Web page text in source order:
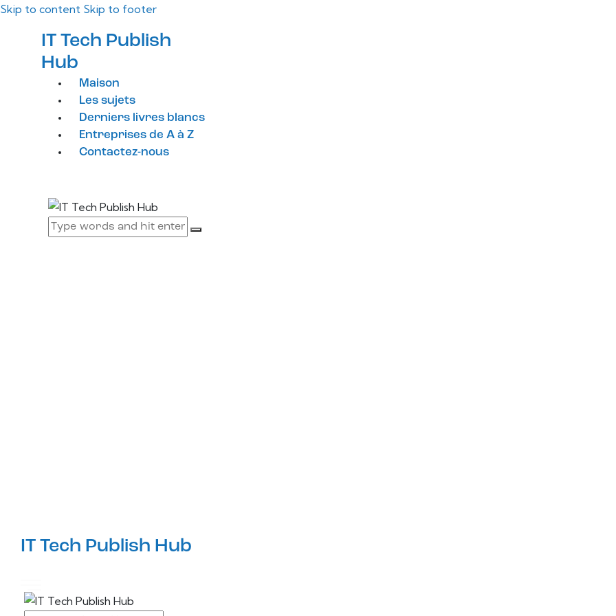
Skip to content Skip to footer
IT Tech Publish
Hub
Maison
Les sujets
Derniers livres blancs
Entreprises de A à Z
Contactez-nous
IT Tech Publish Hub